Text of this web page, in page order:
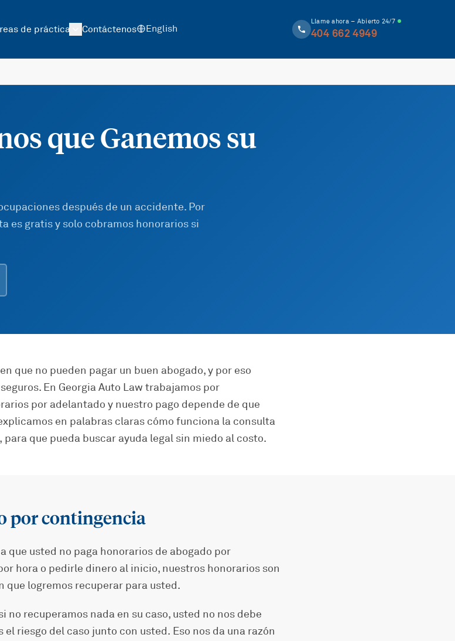
de práctica Contáctenos English
Llame ahora – Abierto 24/7
404 662 4949
que Ganemos su
después de un accidente. Por
es gratis y solo cobramos honorarios si
que no pueden pagar un buen abogado, y por eso
En Georgia Auto Law trabajamos por
por adelantado y nuestro pago depende de que
en palabras claras cómo funciona la consulta
que pueda buscar ayuda legal sin miedo al costo.
por contingencia
usted no paga honorarios de abogado por
hora o pedirle dinero al inicio, nuestros honorarios son
que logremos recuperar para usted.
no recuperamos nada en su caso, usted no nos debe
riesgo del caso junto con usted. Eso nos da una razón